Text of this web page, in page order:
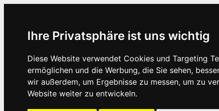
Ihre Privatsphäre ist uns wichtig
Diese Website verwendet Cookies und Targeting
ermöglichen und die Werbung, die Sie sehen,
wir außerdem, um Ergebnisse zu messen, um zu
Website weiter zu entwickeln.